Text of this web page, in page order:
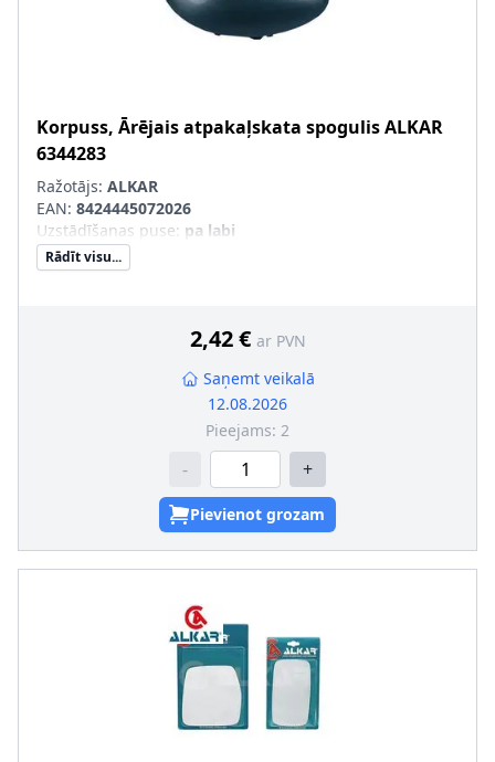
Korpuss, Ārējais atpakaļskata spogulisALKAR
6344283
Ražotājs: ALKAR
EAN: 8424445072026
Uzstādīšanas puse: pa labi
Rādīt visu...
2,42 € ar PVN
Saņemt veikalā
12.08.2026
Pieejams: 2
- +
Pievienot grozam